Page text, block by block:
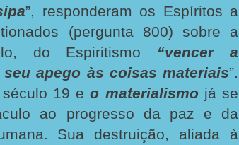
”, responderam os Espíritos a
(pergunta 800) sobre a
do Espiritismo “vencer a
apego às coisas materiais”.
século 19 eo materialismo já se
ao progresso da paz e da
Sua destruição, aliada à